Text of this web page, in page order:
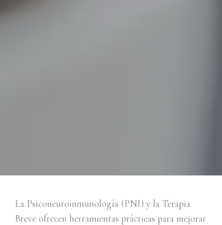
La Psiconeuroinmunología (PNI) y la Terapia
Breve ofrecen herramientas prácticas para mejorar